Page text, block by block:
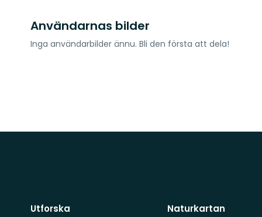
Användarnas bilder
Inga användarbilder ännu. Bli den första att dela!
Utforska
Naturkartan